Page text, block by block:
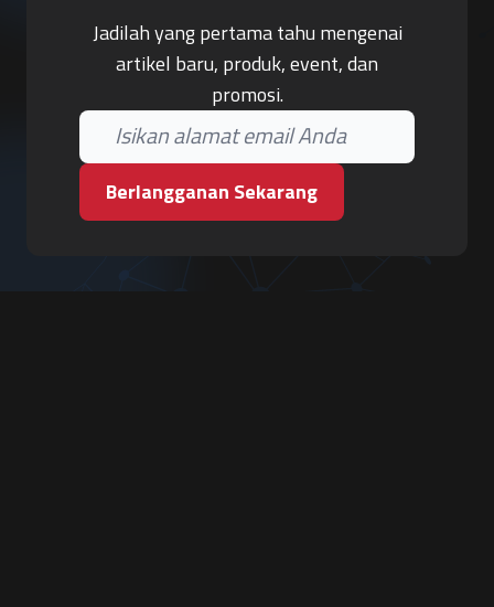
Jadilah yang pertama tahu mengenai
artikel baru, produk, event, dan
promosi.
Berlangganan Sekarang